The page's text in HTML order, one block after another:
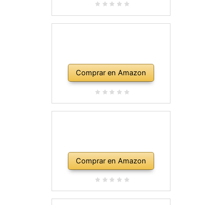
Comprar en Amazon
Comprar en Amazon